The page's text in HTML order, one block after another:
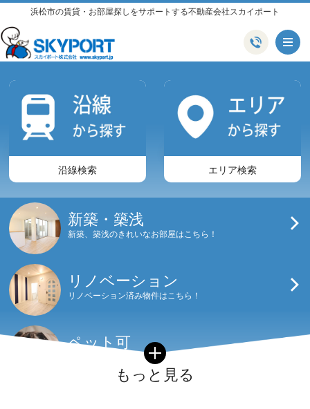
浜松市の賃貸・お部屋探しをサポートする不動産会社スカイポート
沿線検索 エリア検索
新築・築浅
新築、築浅のきれいなお部屋はこちら！
リノベーション
リノベーション済み物件はこちら！
ペット可
ペットと暮らしたい方はこちら！
もっと見る